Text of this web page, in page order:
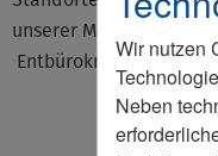
Wir nutzen
Neben
unserer Mitglieder drei
Entbürokratisierung,